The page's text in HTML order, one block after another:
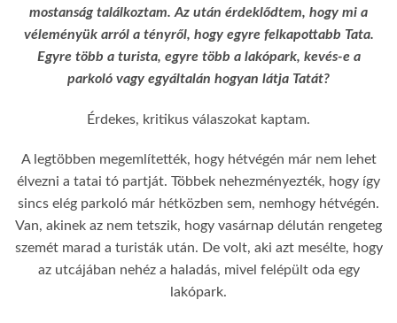
mostanság találkoztam. Az után érdeklődtem, hogy mi a
véleményük arról a tényről, hogy egyre felkapottabb Tata.
Egyre több a turista, egyre több a lakópark, kevés-e a
parkoló vagy egyáltalán hogyan látja Tatát?
Érdekes, kritikus válaszokat kaptam.
A legtöbben megemlítették, hogy hétvégén már nem lehet
élvezni a tatai tó partját. Többek nehezményezték, hogy így
sincs elég parkoló már hétközben sem, nemhogy hétvégén.
Van, akinek az nem tetszik, hogy vasárnap délután rengeteg
szemét marad a turisták után. De volt, aki azt mesélte, hogy
az utcájában nehéz a haladás, mivel felépült oda egy
lakópark.